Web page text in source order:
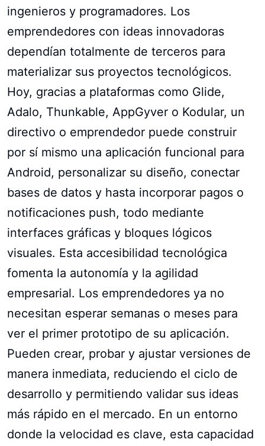
ingenieros y programadores. Los
emprendedores con ideas innovadoras
dependían totalmente de terceros para
materializar sus proyectos tecnológicos.
Hoy, gracias a plataformas como Glide,
Adalo, Thunkable, AppGyver o Kodular, un
directivo o emprendedor puede construir
por sí mismo una aplicación funcional para
Android, personalizar su diseño, conectar
bases de datos y hasta incorporar pagos o
notificaciones push, todo mediante
interfaces gráficas y bloques lógicos
visuales. Esta accesibilidad tecnológica
fomenta la autonomía y la agilidad
empresarial. Los emprendedores ya no
necesitan esperar semanas o meses para
ver el primer prototipo de su aplicación.
Pueden crear, probar y ajustar versiones de
manera inmediata, reduciendo el ciclo de
desarrollo y permitiendo validar sus ideas
más rápido en el mercado. En un entorno
donde la velocidad es clave, esta capacidad